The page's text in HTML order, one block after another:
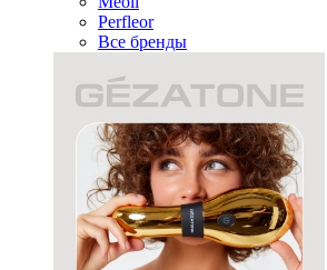
Perfleor
Все бренды